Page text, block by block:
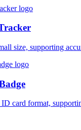
size, supporting
card format,